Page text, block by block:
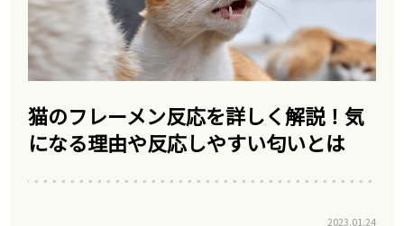
猫のフレーメン反応を詳しく解説！気
になる理由や反応しやすい匂いとは
2023.01.24